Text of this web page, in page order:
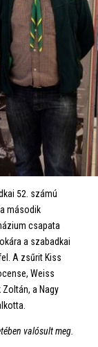
52. számú
második
csapata
a szabadkai
A zsűrit Kiss
Weiss
a Nagy
valósult meg.